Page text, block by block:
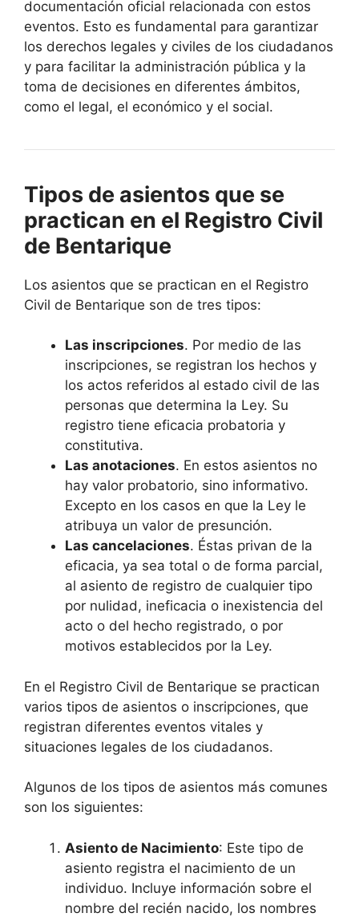
documentación oficial relacionada con estos
eventos. Esto es fundamental para garantizar
los derechos legales y civiles de los ciudadanos
y para facilitar la administración pública y la
toma de decisiones en diferentes ámbitos,
como el legal, el económico y el social.
Tipos de asientos que se
practican en el Registro Civil
de Bentarique
Los asientos que se practican en el Registro
Civil de Bentarique son de tres tipos:
Las inscripciones. Por medio de las
inscripciones, se registran los hechos y
los actos referidos al estado civil de las
personas que determina la Ley. Su
registro tiene eficacia probatoria y
constitutiva.
Las anotaciones. En estos asientos no
hay valor probatorio, sino informativo.
Excepto en los casos en que la Ley le
atribuya un valor de presunción.
Las cancelaciones. Éstas privan de la
eficacia, ya sea total o de forma parcial,
al asiento de registro de cualquier tipo
por nulidad, ineficacia o inexistencia del
acto o del hecho registrado, o por
motivos establecidos por la Ley.
En el Registro Civil de Bentarique se practican
varios tipos de asientos o inscripciones, que
registran diferentes eventos vitales y
situaciones legales de los ciudadanos.
Algunos de los tipos de asientos más comunes
son los siguientes:
Asiento de Nacimiento: Este tipo de
asiento registra el nacimiento de un
individuo. Incluye información sobre el
nombre del recién nacido, los nombres